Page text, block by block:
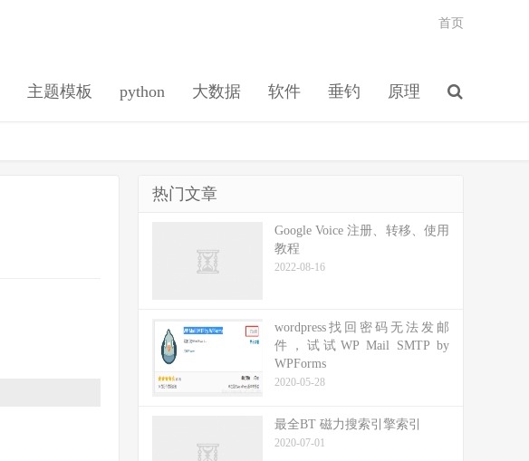
主题模板 python 大数据 软件 垂钓 原理
首页
热门文章
Google Voice 注册、转移、使用
教程
2022-08-16
wordpress找回密码无法发邮
件，试试WP Mail SMTP by
WPForms
2020-05-28
最全BT 磁力搜索引擎索引
2020-07-01